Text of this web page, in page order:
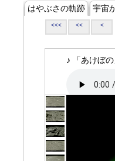
はやぶさの軌跡 宇宙
<<< << <
♪ 「あけぼの